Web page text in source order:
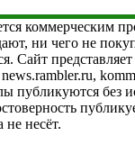
коммерческим
ни чего не
Сайт
публикуются без
несёт.